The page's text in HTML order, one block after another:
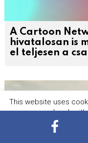
A Cartoon
hivatalosan is
el teljesen a
This website uses
assume you're ok